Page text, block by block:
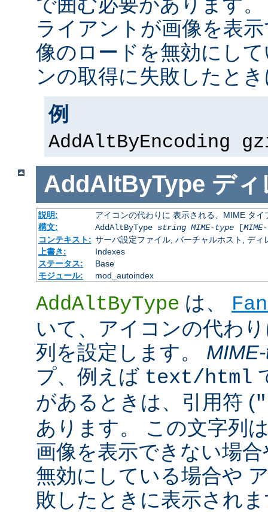
ライアントが画像を表
像のロードを無効にし
ンの取得に失敗したと
例
AddAltByEncoding
AddAltByType ディ
説明:
アイコンの代わりに 表示される、MIME タ
構文:
AddAltByType string MIME-type[
コンテキスト: サーバ設定ファイル, バーチャルホスト, ディ
上書き:
Indexes
ステータス:
Base
モジュール:
mod_autoindex
AddAltByType は、
いて、アイコンの代わ
列を設定します。
プ、例えば text/html
があるときは、引用符 ("
あります。 この文字列
画像を表示できない場
無効にしている場合や
敗したときに表示され